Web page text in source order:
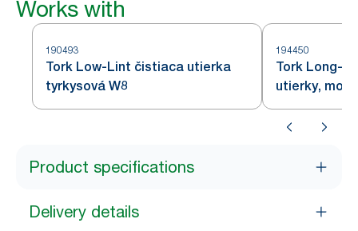
Works with
190493
Tork Low-Lint čistiaca utierka
tyrkysová W8
194450
Tork Long-
utierky,
Product specifications
Delivery details